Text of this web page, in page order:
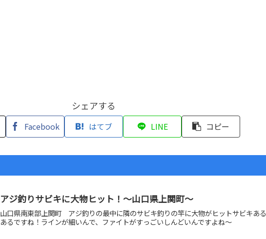
シェアする
Facebook はてブ LINE コピー
アジ釣りサビキに大物ヒット！～山口県上関町～
山口県南東部上関町 アジ釣りの最中に隣のサビキ釣りの竿に大物がヒットサビキある
あるですね！ラインが細いんで、ファイトがすっごいしんどいんですよね～